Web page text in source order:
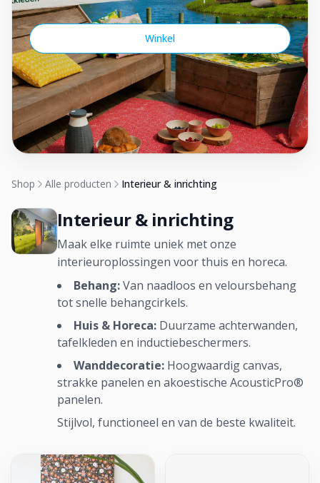
Winkel
Shop Alle producten Interieur & inrichting
Interieur & inrichting
Maak elke ruimte uniek met onze
interieuroplossingen voor thuis en horeca.
Behang:Van naadloos en veloursbehang
tot snelle behangcirkels.
Huis & Horeca: Duurzame achterwanden,
tafelkleden en inductiebeschermers.
Wanddecoratie: Hoogwaardig canvas,
strakke panelen en akoestische AcousticPro®
panelen.
Stijlvol, functioneel en van de beste kwaliteit.